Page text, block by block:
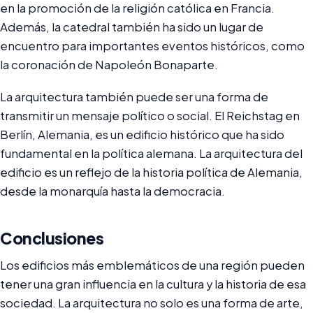
en la promoción de la religión católica en Francia.
Además, la catedral también ha sido un lugar de
encuentro para importantes eventos históricos, como
la coronación de Napoleón Bonaparte.
La arquitectura también puede ser una forma de
transmitir un mensaje político o social. El Reichstag en
Berlín, Alemania, es un edificio histórico que ha sido
fundamental en la política alemana. La arquitectura del
edificio es un reflejo de la historia política de Alemania,
desde la monarquía hasta la democracia.
Conclusiones
Los edificios más emblemáticos de una región pueden
tener una gran influencia en la cultura y la historia de esa
sociedad. La arquitectura no solo es una forma de arte,